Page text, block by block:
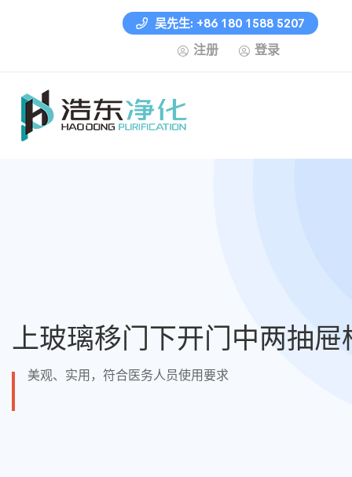
吴先生: +86 180 1588 5207
注册 登录
上玻璃移门下开门中两抽屉
美观、实用，符合医务人员使用要求